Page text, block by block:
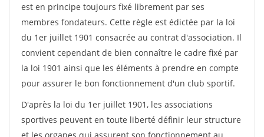
est en principe toujours fixé librement par ses
membres fondateurs. Cette règle est édictée par la loi
du 1er juillet 1901 consacrée au contrat d'association. Il
convient cependant de bien connaître le cadre fixé par
la loi 1901 ainsi que les éléments à prendre en compte
pour assurer le bon fonctionnement d'un club sportif.
D'après la loi du 1er juillet 1901, les associations
sportives peuvent en toute liberté définir leur structure